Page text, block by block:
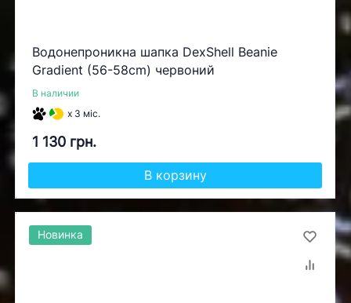
Водонепроникна шапка DexShell Beanie
Gradient (56-58cm) червоний
В наличии
x 3 міс.
1 130 грн.
В корзину
Новинка